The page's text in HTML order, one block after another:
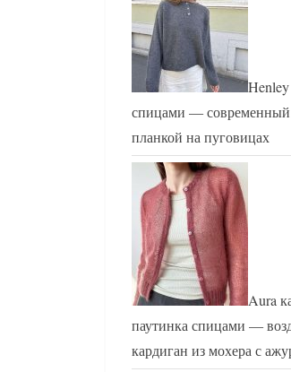
спицами — современный
планкой на пуговицах
Aura
паутинка спицами —
кардиган из мохера с